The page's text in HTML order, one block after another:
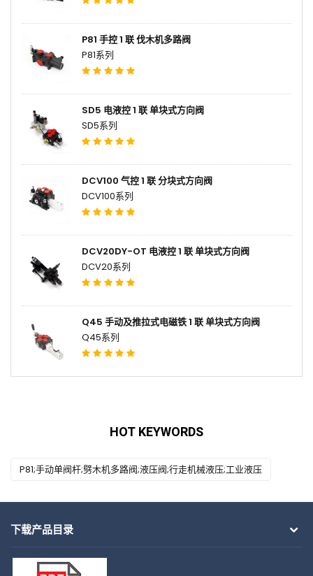
P81 手控 1 联 伐木机多路阀
P81系列
SD5 电液控 1 联 单块式方向阀
SD5系列
DCV100 气控 1 联 分块式方向阀
DCV100系列
DCV20DY-OT 电液控 1 联 单块式方向阀
DCV20系列
Q45 手动及推拉式电磁铁 1 联 单块式方向阀
Q45系列
HOT KEYWORDS
P81;手动单阀杆;劈木机多路阀;液压阀;行走机械液压;工业液压
下载产品目录